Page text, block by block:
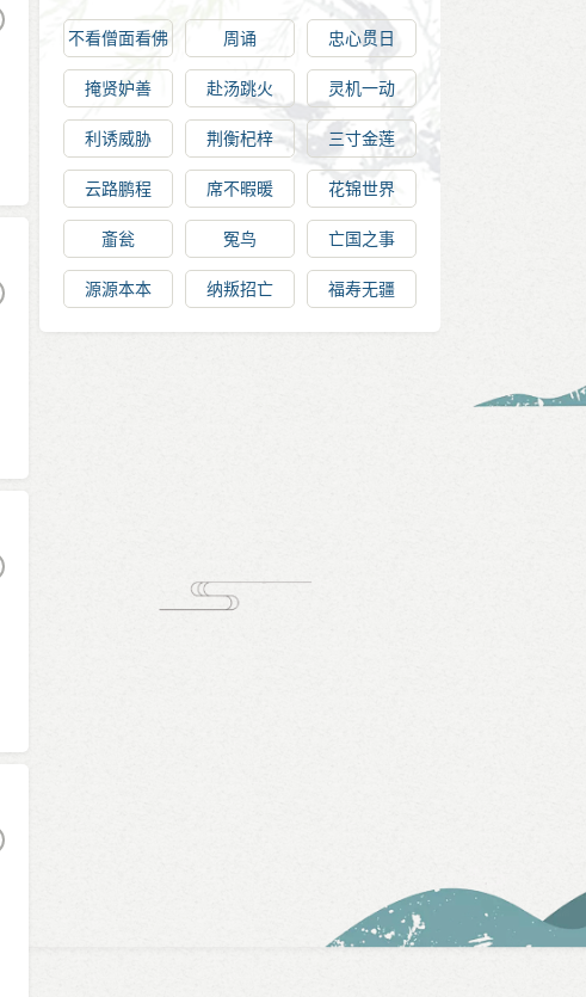
不看僧面看佛
面
周诵 忠心贯日
掩贤妒善 赴汤跳火 灵机一动
利诱威胁 荆衡杞梓 三寸金莲
云路鹏程 席不暇暖 花锦世界
齑瓮 冤鸟 亡国之事
源源本本 纳叛招亡 福寿无疆